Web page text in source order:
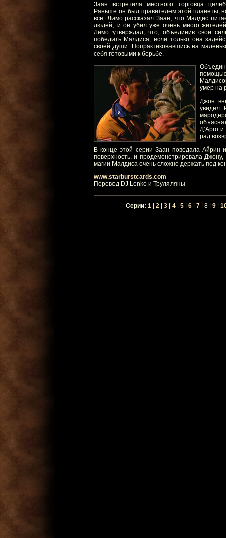
Заан встретила местного торговца
Раньше он был правителем этой планеты,
все. Лимо рассказал Заан, что Малдис
людей, и он убил уже очень много
Лимо утверждал, что, объединив свои
победить Малдиса, если только она
своей души. Попрактиковавшись на
себя готовыми к борьбе.
умер на
Джон
увидел
Д’Арго
рад
В конце этой серии Заан поведала Айрин
поверхность, и продемонстрировала
магии Малдиса очень сложно держать под
www.starburstcards.com
Перевод DJ Lenko и Труляляны
Серии: 1| 2| 3| 4| 5| 6| 7| 8 | 9|